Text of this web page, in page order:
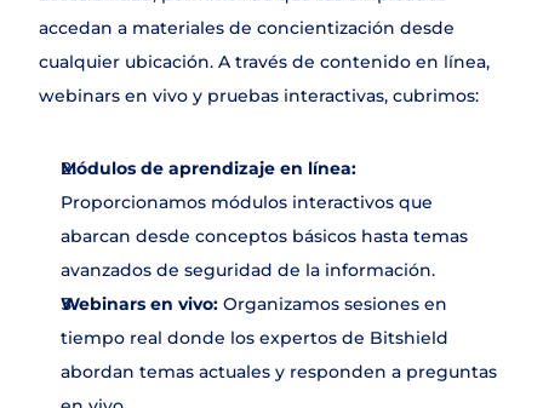
accedan a materiales de concientización desde
cualquier ubicación. A través de contenido en línea,
webinars en vivo y pruebas interactivas, cubrimos:
Módulos de aprendizaje en línea:
Proporcionamos módulos interactivos que
abarcan desde conceptos básicos hasta temas
avanzados de seguridad de la información.
Webinars en vivo: Organizamos sesiones en
tiempo real donde los expertos de Bitshield
abordan temas actuales y responden a preguntas